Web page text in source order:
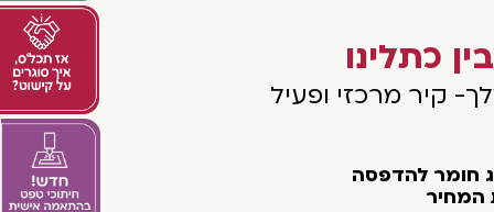
כתלינו
קיר מרכזי ופעיל
חומר להדפסה
המחיר